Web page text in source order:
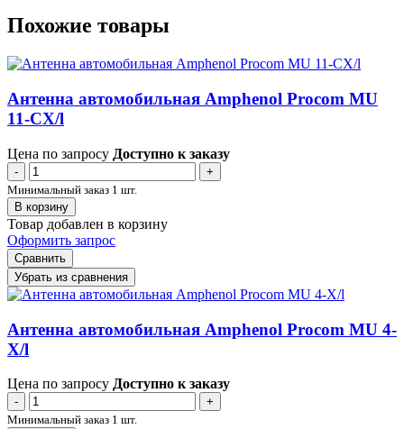
Похожие товары
Антенна автомобильная Amphenol Procom MU
11-CX/l
Цена по запросу Доступно к заказу
-
+
Минимальный заказ 1 шт.
В корзину
Товар добавлен в корзину
Оформить запрос
Сравнить
Убрать из сравнения
Антенна автомобильная Amphenol Procom MU 4-
X/l
Цена по запросу Доступно к заказу
-
+
Минимальный заказ 1 шт.